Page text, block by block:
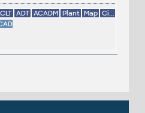
ADT ACADM Plant Map Ci...